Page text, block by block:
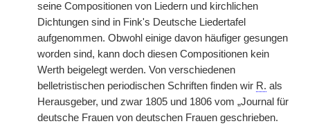
seine Compositionen von Liedern und kirchlichen
Dichtungen sind in Fink's Deutsche Liedertafel
aufgenommen. Obwohl einige davon häufiger gesungen
worden sind, kann doch diesen Compositionen kein
Werth beigelegt werden. Von verschiedenen
belletristischen periodischen Schriften finden wir R. als
Herausgeber, und zwar 1805 und 1806 vom „Journal für
deutsche Frauen von deutschen Frauen geschrieben.